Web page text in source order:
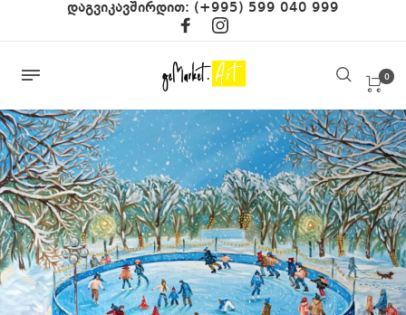
დაგვიკავშირდით: (+995) 599 040 999
0